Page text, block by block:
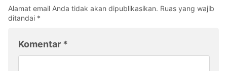
Alamat email Anda tidak akan dipublikasikan. Ruas yang wajib
ditandai *
Komentar *